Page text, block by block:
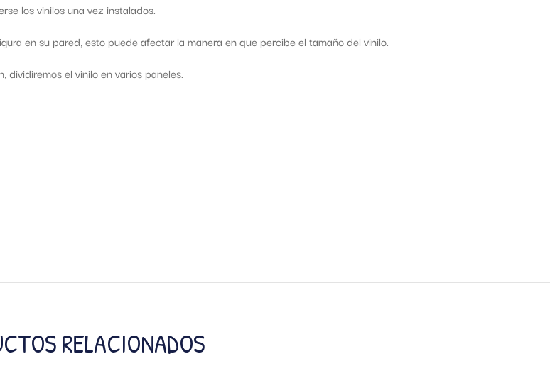
los vinilos una vez instalados.
en su pared, esto puede afectar la manera en que percibe el tamaño del vinilo.
el vinilo en varios paneles.
RELACIONADOS